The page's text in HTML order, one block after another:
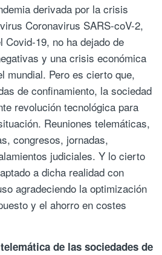
derivada por la crisis
Coronavirus SARS-coV-2,
Covid-19, no ha dejado de
y una crisis económica
mundial. Pero es cierto que,
de confinamiento, la sociedad
revolución tecnológica para
Reuniones telemáticas,
congresos, jornadas,
judiciales. Y lo cierto
a dicha realidad con
agradeciendo la optimización
y el ahorro en costes
de las sociedades de